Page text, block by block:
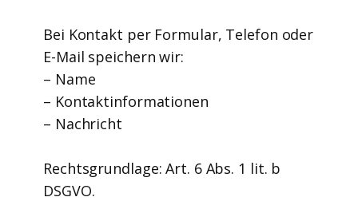
Bei Kontakt per Formular, Telefon oder
E-Mail speichern wir:
– Name
– Kontaktinformationen
– Nachricht
Rechtsgrundlage: Art. 6 Abs. 1 lit. b
DSGVO.